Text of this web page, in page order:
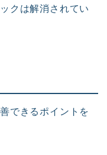
クは解消されてい
できるポイントを